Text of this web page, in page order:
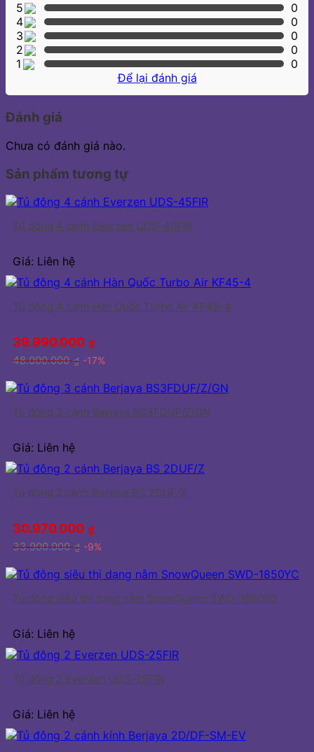
5
0
4
0
3
0
2
0
1
0
Để lại đánh giá
Đánh giá
Chưa có đánh giá nào.
Sản phẩm tương tự
Tủ đông 4 cánh Everzen UDS-45FIR
Giá: Liên hệ
Tủ đông 4 cánh Hàn Quốc Turbo Air KF45-4
39.990.000 ₫
48.000.000₫ -17%
Tủ đông 3 cánh Berjaya BS3FDUF/Z/GN
Giá: Liên hệ
Tủ đông 2 cánh Berjaya BS 2DUF/Z
30.970.000 ₫
33.900.000₫ -9%
Tủ đông siêu thị dạng nằm SnowQueen SWD-1850YC
Giá: Liên hệ
Tủ đông 2 Everzen UDS-25FIR
Giá: Liên hệ